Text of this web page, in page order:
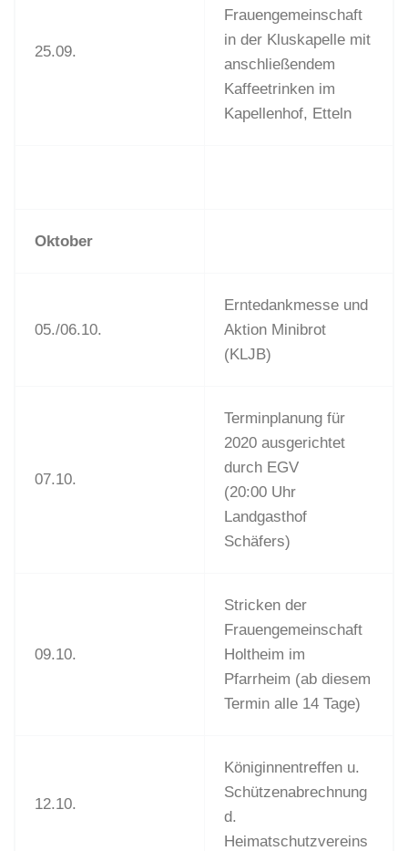
25.09.
Frauengemeinschaft
in der Kluskapelle mit
anschließendem
Kaffeetrinken im
Kapellenhof, Etteln
Oktober
05./06.10.
Erntedankmesse und
Aktion Minibrot
(KLJB)
07.10.
Terminplanung für
2020 ausgerichtet
durch EGV
(20:00 Uhr
Landgasthof
Schäfers)
09.10.
Stricken der
Frauengemeinschaft
Holtheim im
Pfarrheim (ab diesem
Termin alle 14 Tage)
12.10.
Königinnentreffen u.
Schützenabrechnung
d.
Heimatschutzvereins